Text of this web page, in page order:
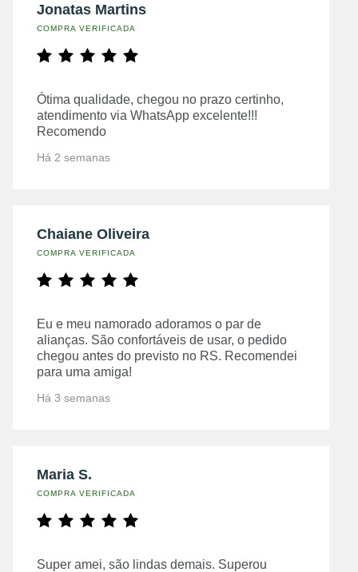
Jonatas Martins
COMPRA VERIFICADA
Ótima qualidade, chegou no prazo certinho,
atendimento via WhatsApp excelente!!!
Recomendo
Há 2 semanas
Chaiane Oliveira
COMPRA VERIFICADA
Eu e meu namorado adoramos o par de
alianças. São confortáveis de usar, o pedido
chegou antes do previsto no RS. Recomendei
para uma amiga!
Há 3 semanas
Maria S.
COMPRA VERIFICADA
Super amei, são lindas demais. Superou